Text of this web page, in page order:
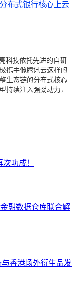
布式银行核心上云
科技依托先进的自研
携手像腾讯云这样的
生态链的分布式核心
持续注入强劲动力，
功成！
融数据仓库联合解
香港场外衍生品发